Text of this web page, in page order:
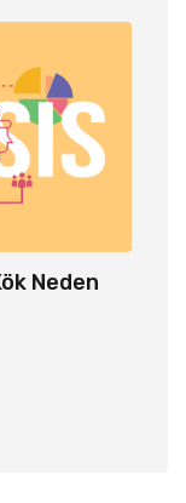
Neden